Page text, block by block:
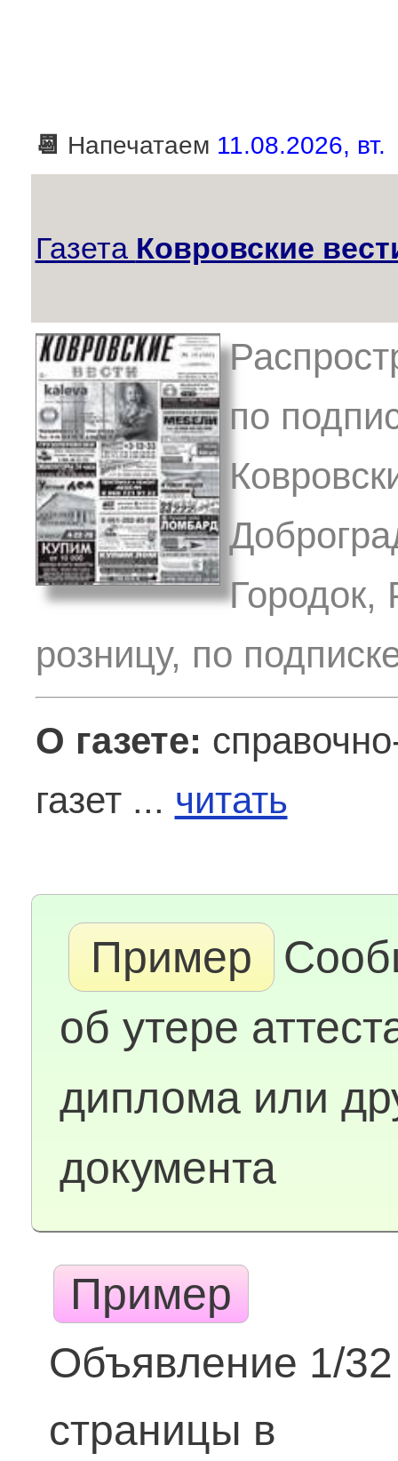
📆 Напечатаем 11.08.2026, вт.
Газета Ковровские
по
розницу, по
О газете:
газет ... читать
Пример
об утере
диплома или
документа
Пример
Объявление 1/32
страницы в